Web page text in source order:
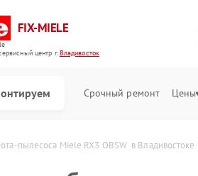
FIX-MIELE
центр г.Владивосток
Срочный ремонт Цены
пылесоса Miele RX3 OBSW  в Владивостоке